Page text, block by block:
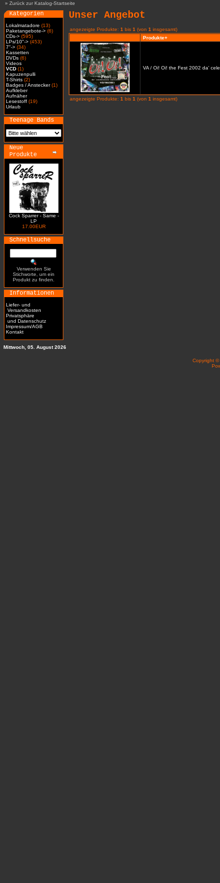
» Zurück zur Katalog-Startseite
Kategorien
Lokalmatadore (13)
Paketangebote-> (6)
CDs-> (595)
LPs/10"-> (453)
7"-> (34)
Kassetten
DVDs (6)
Videos
VCD (1)
Kapuzenpulli
T-Shirts (2)
Badges / Anstecker(1)
Aufkleber
Aufnäher
Lesestoff (19)
Urlaub
Teenage Bands
Neue
Produkte
Cock Sparrer - Same -
LP
17.00EUR
Schnellsuche
Verwenden Sie
Stichworte, um ein
Produkt zu finden.
Informationen
Liefer- und
Versandkosten
Privatsphäre
und Datenschutz
Impressum/AGB
Kontakt
Unser Angebot
angezeigte Produkte: 1 bis 1 (von 1 insgesamt)
Produkte+
VA / Oi! Oi! the Fest 2002 da'
angezeigte Produkte: 1 bis 1 (von 1 insgesamt)
Mittwoch, 05. August 2026
Copyright